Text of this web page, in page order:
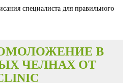
специалиста для правильного
В
ЧЕЛНАХ ОТ